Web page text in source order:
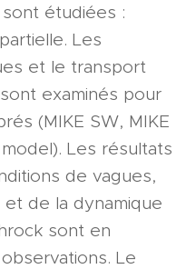
étudiées :
Les
et le transport
examinés pour
(MIKE SW, MIKE
Les résultats
de vagues,
de la dynamique
sont en
Le